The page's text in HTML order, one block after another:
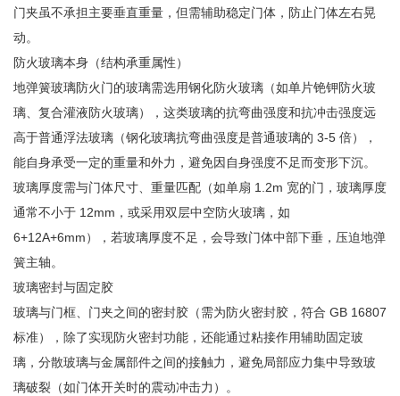
门夹虽不承担主要垂直重量，但需辅助稳定门体，防止门体左右晃
动。
防火玻璃本身（结构承重属性）
地弹簧玻璃防火门的玻璃需选用钢化防火玻璃（如单片铯钾防火玻
璃、复合灌液防火玻璃），这类玻璃的抗弯曲强度和抗冲击强度远
高于普通浮法玻璃（钢化玻璃抗弯曲强度是普通玻璃的 3-5 倍），
能自身承受一定的重量和外力，避免因自身强度不足而变形下沉。
玻璃厚度需与门体尺寸、重量匹配（如单扇 1.2m 宽的门，玻璃厚度
通常不小于 12mm，或采用双层中空防火玻璃，如
6+12A+6mm），若玻璃厚度不足，会导致门体中部下垂，压迫地弹
簧主轴。
玻璃密封与固定胶
玻璃与门框、门夹之间的密封胶（需为防火密封胶，符合 GB 16807
标准），除了实现防火密封功能，还能通过粘接作用辅助固定玻
璃，分散玻璃与金属部件之间的接触力，避免局部应力集中导致玻
璃破裂（如门体开关时的震动冲击力）。